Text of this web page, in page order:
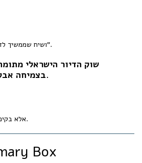
ושיח שממשיך לדבר על “ביקוש קשיח”.
שוק הדיור הישראלי
בצמיחה אבל בפועל היא בנסיגה.
אלא בקיפאון, דעיכה, ולבסוף – תיקון.
Box